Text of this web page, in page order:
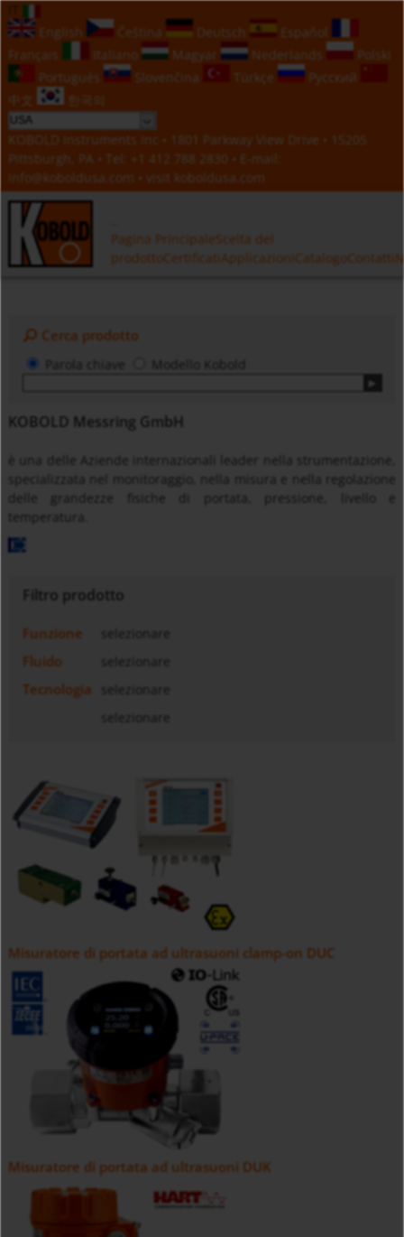
English
Čeština Deutsch
Español
Français
Italiano Magyar Nederlands
Polski
Português
Slovenčina Türkçe
Русский
中文
한국의
KOBOLD Instruments Inc • 1801 Parkway View Drive • 15205
Pittsburgh, PA • Tel:
+1 412 788 2830 • E-mail:
info@koboldusa.com • visit koboldusa.com
Pagina PrincipaleScelta del
prodottoCertificati Applicazioni CatalogoContatti
Cerca prodotto
Modello Kobold
KOBOLD Messring GmbH
è una delle Aziende internazionali leader nella strumentazione,
specializzata nel monitoraggio, nella misura e nella regolazione
delle grandezze fisiche di portata, pressione, livello e
Filtro prodotto
Funzione
Fluido
Tecnologia
Misuratore di portata ad ultrasuoni clamp-on DUC
Misuratore di portata ad ultrasuoni DUK